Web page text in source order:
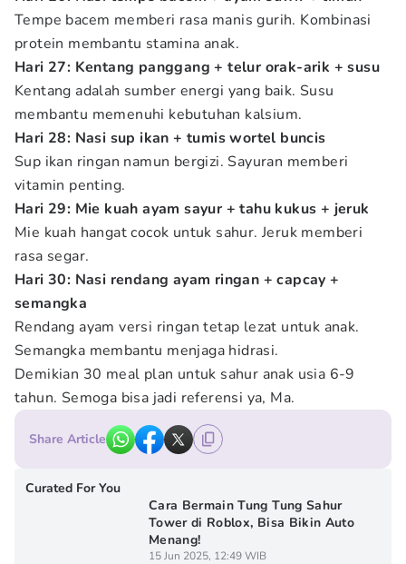
Tempe bacem memberi rasa manis gurih. Kombinasi
protein membantu stamina anak.
Hari 27: Kentang panggang + telur orak-arik + susu
Kentang adalah sumber energi yang baik. Susu
membantu memenuhi kebutuhan kalsium.
Hari 28: Nasi sup ikan + tumis wortel buncis
Sup ikan ringan namun bergizi. Sayuran memberi
vitamin penting.
Hari 29: Mie kuah ayam sayur + tahu kukus + jeruk
Mie kuah hangat cocok untuk sahur. Jeruk memberi
rasa segar.
Hari 30: Nasi rendang ayam ringan + capcay +
semangka
Rendang ayam versi ringan tetap lezat untuk anak.
Semangka membantu menjaga hidrasi.
Demikian 30 meal plan untuk sahur anak usia 6-9
tahun. Semoga bisa jadi referensi ya, Ma.
Share Article
Curated For You
Cara Bermain Tung Tung Sahur
Tower di Roblox, Bisa Bikin Auto
Menang!
15 Jun 2025, 12:49 WIB